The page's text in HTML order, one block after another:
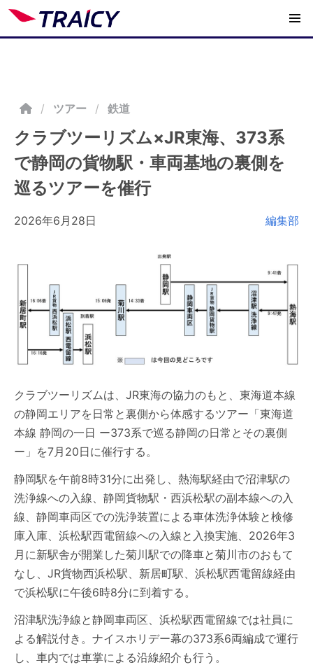
/ ツアー 鉄道
クラブツーリズム×JR東海、373系
で静岡の貨物駅・車両基地の裏側を
巡るツアーを催行
2026年6月28日 編集部
クラブツーリズムは、JR東海の協力のもと、東海道本線
の静岡エリアを日常と裏側から体感するツアー「東海道
本線 静岡の一日 ー373系で巡る静岡の日常とその裏側
ー」を7月20日に催行する。
静岡駅を午前8時31分に出発し、熱海駅経由で沼津駅の
洗浄線への入線、静岡貨物駅・西浜松駅の副本線への入
線、静岡車両区での洗浄装置による車体洗浄体験と検修
庫入庫、浜松駅西電留線への入線と入換実施、2026年3
月に新駅舎が開業した菊川駅での降車と菊川市のおもて
なし、JR貨物西浜松駅、新居町駅、浜松駅西電留線経由
で浜松駅に午後6時8分に到着する。
沼津駅洗浄線と静岡車両区、浜松駅西電留線では社員に
よる解説付き。ナイスホリデー幕の373系6両編成で運行
し、車内では車掌による沿線紹介も行う。